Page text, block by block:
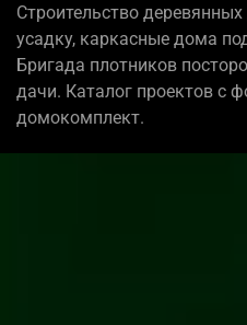
Строительство
усадку, каркасные дома
Бригада плотников
дачи. Каталог проектов с
домокомплект.